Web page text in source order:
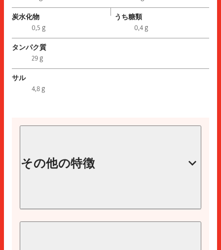
炭水化物
0,5 g
うち糖類
0,4 g
タンパク質
29 g
サル
4,8 g
その他の特徴
コード